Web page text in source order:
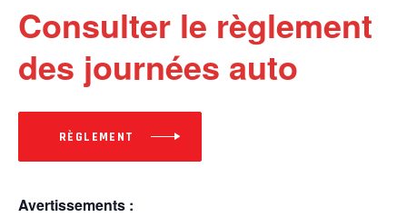
Consulter le règlement
des journées auto
RÈGLEMENT
Avertissements :